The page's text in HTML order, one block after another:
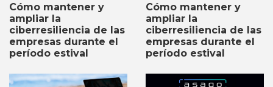
Cómo mantener y
ampliar la
ciberresiliencia de las
empresas durante el
período estival
Cómo mantener y
ampliar la
ciberresiliencia de las
empresas durante el
período estival